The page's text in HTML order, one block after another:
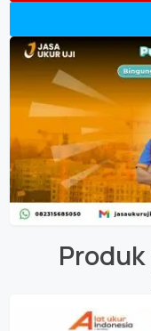
Produk